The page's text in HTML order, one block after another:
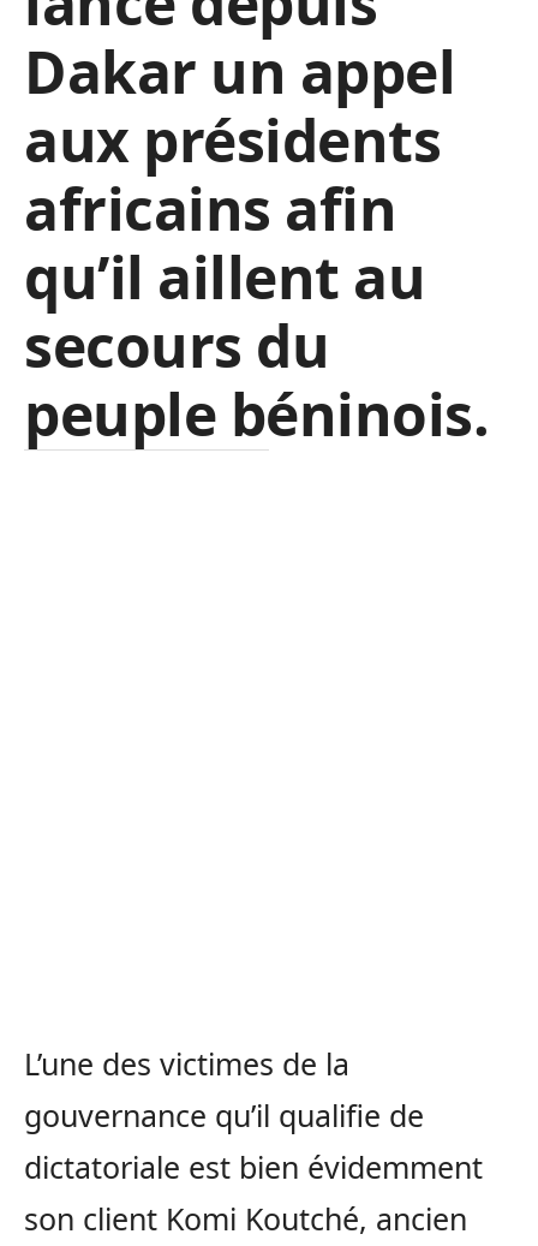
Dakar un appel
aux présidents
africains afin
qu’il aillent au
secours du
peuple béninois.
L’une des victimes de la
gouvernance qu’il qualifie de
dictatoriale est bien évidemment
son client Komi Koutché, ancien